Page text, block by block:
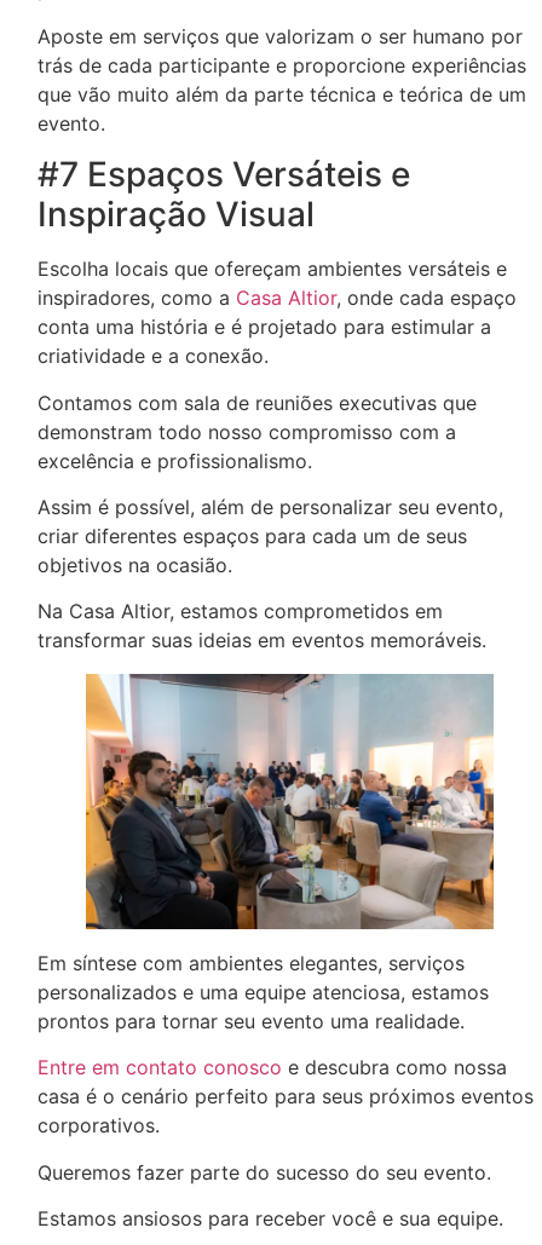
Aposte em serviços que valorizam o ser humano por
trás de cada participante e proporcione experiências
que vão muito além da parte técnica e teórica de um
evento.
#7 Espaços Versáteis e
Inspiração Visual
Escolha locais que ofereçam ambientes versáteis e
inspiradores, como a Casa Altior, onde cada espaço
conta uma história e é projetado para estimular a
criatividade e a conexão.
Contamos com sala de reuniões executivas que
demonstram todo nosso compromisso com a
excelência e profissionalismo.
Assim é possível, além de personalizar seu evento,
criar diferentes espaços para cada um de seus
objetivos na ocasião.
Na Casa Altior, estamos comprometidos em
transformar suas ideias em eventos memoráveis.
Em síntese com ambientes elegantes, serviços
personalizados e uma equipe atenciosa, estamos
prontos para tornar seu evento uma realidade.
Entre em contato conosco e descubra como nossa
casa é o cenário perfeito para seus próximos eventos
corporativos.
Queremos fazer parte do sucesso do seu evento.
Estamos ansiosos para receber você e sua equipe.